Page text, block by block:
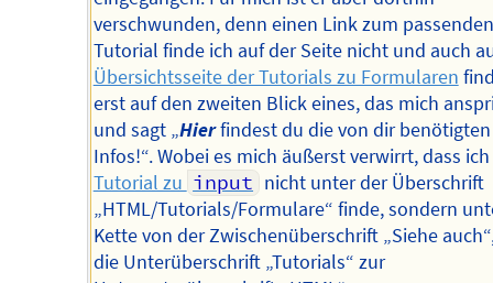
verschwunden, denn einen Link zum passenden
Tutorial finde ich auf der Seite nicht und auch
Übersichtsseite der Tutorials zu Formularen
erst auf den zweiten Blick eines, das mich
und sagt „Hierfindest du die von dir benötigten
Infos!“. Wobei es mich äußerst verwirrt, dass
Tutorial zu input nicht unter der Überschrift
„HTML/Tutorials/Formulare“ finde, sondern
Kette von der Zwischenüberschrift „Siehe
die Unterüberschrift „Tutorials“ zur